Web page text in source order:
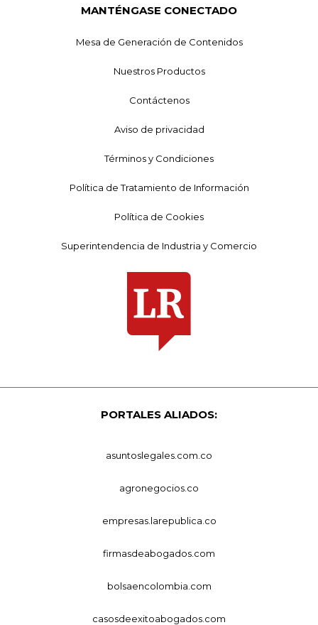
MANTÉNGASE CONECTADO
Mesa de Generación de Contenidos
Nuestros Productos
Contáctenos
Aviso de privacidad
Términos y Condiciones
Política de Tratamiento de Información
Política de Cookies
Superintendencia de Industria y Comercio
PORTALES ALIADOS:
asuntoslegales.com.co
agronegocios.co
empresas.larepublica.co
firmasdeabogados.com
bolsaencolombia.com
casosdeexitoabogados.com